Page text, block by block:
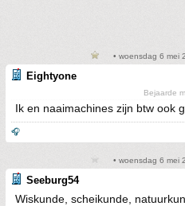
• woensdag 6 mei
Eightyone
Bejaarde
Ik en naaimachines zijn btw ook
🎧
• woensdag 6 mei
Seeburg54
Wiskunde, scheikunde,